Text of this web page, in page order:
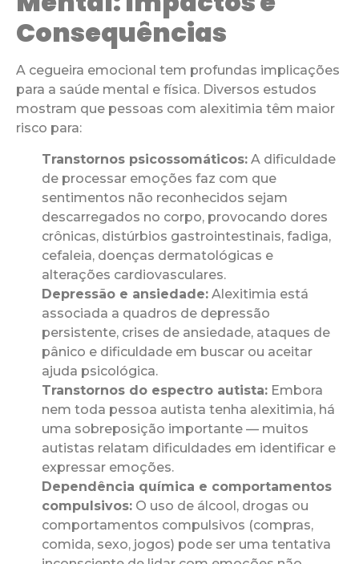
Consequências
A cegueira emocional tem profundas implicações
para a saúde mental e física. Diversos estudos
mostram que pessoas com alexitimia têm maior
risco para:
Transtornos psicossomáticos: A dificuldade
de processar emoções faz com que
sentimentos não reconhecidos sejam
descarregados no corpo, provocando dores
crônicas, distúrbios gastrointestinais, fadiga,
cefaleia, doenças dermatológicas e
alterações cardiovasculares.
Depressão e ansiedade: Alexitimia está
associada a quadros de depressão
persistente, crises de ansiedade, ataques de
pânico e dificuldade em buscar ou aceitar
ajuda psicológica.
Transtornos do espectro autista: Embora
nem toda pessoa autista tenha alexitimia, há
uma sobreposição importante — muitos
autistas relatam dificuldades em identificar e
expressar emoções.
Dependência química e comportamentos
compulsivos: O uso de álcool, drogas ou
comportamentos compulsivos (compras,
comida, sexo, jogos) pode ser uma tentativa